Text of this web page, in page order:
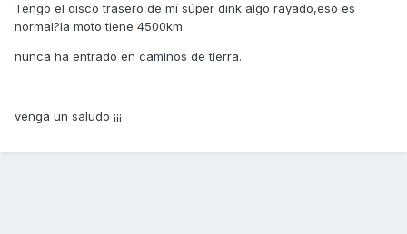
Tengo el disco trasero de mí súper dink algo rayado,eso es
normal?la moto tiene 4500km.
nunca ha entrado en caminos de tierra.
venga un saludo ¡¡¡